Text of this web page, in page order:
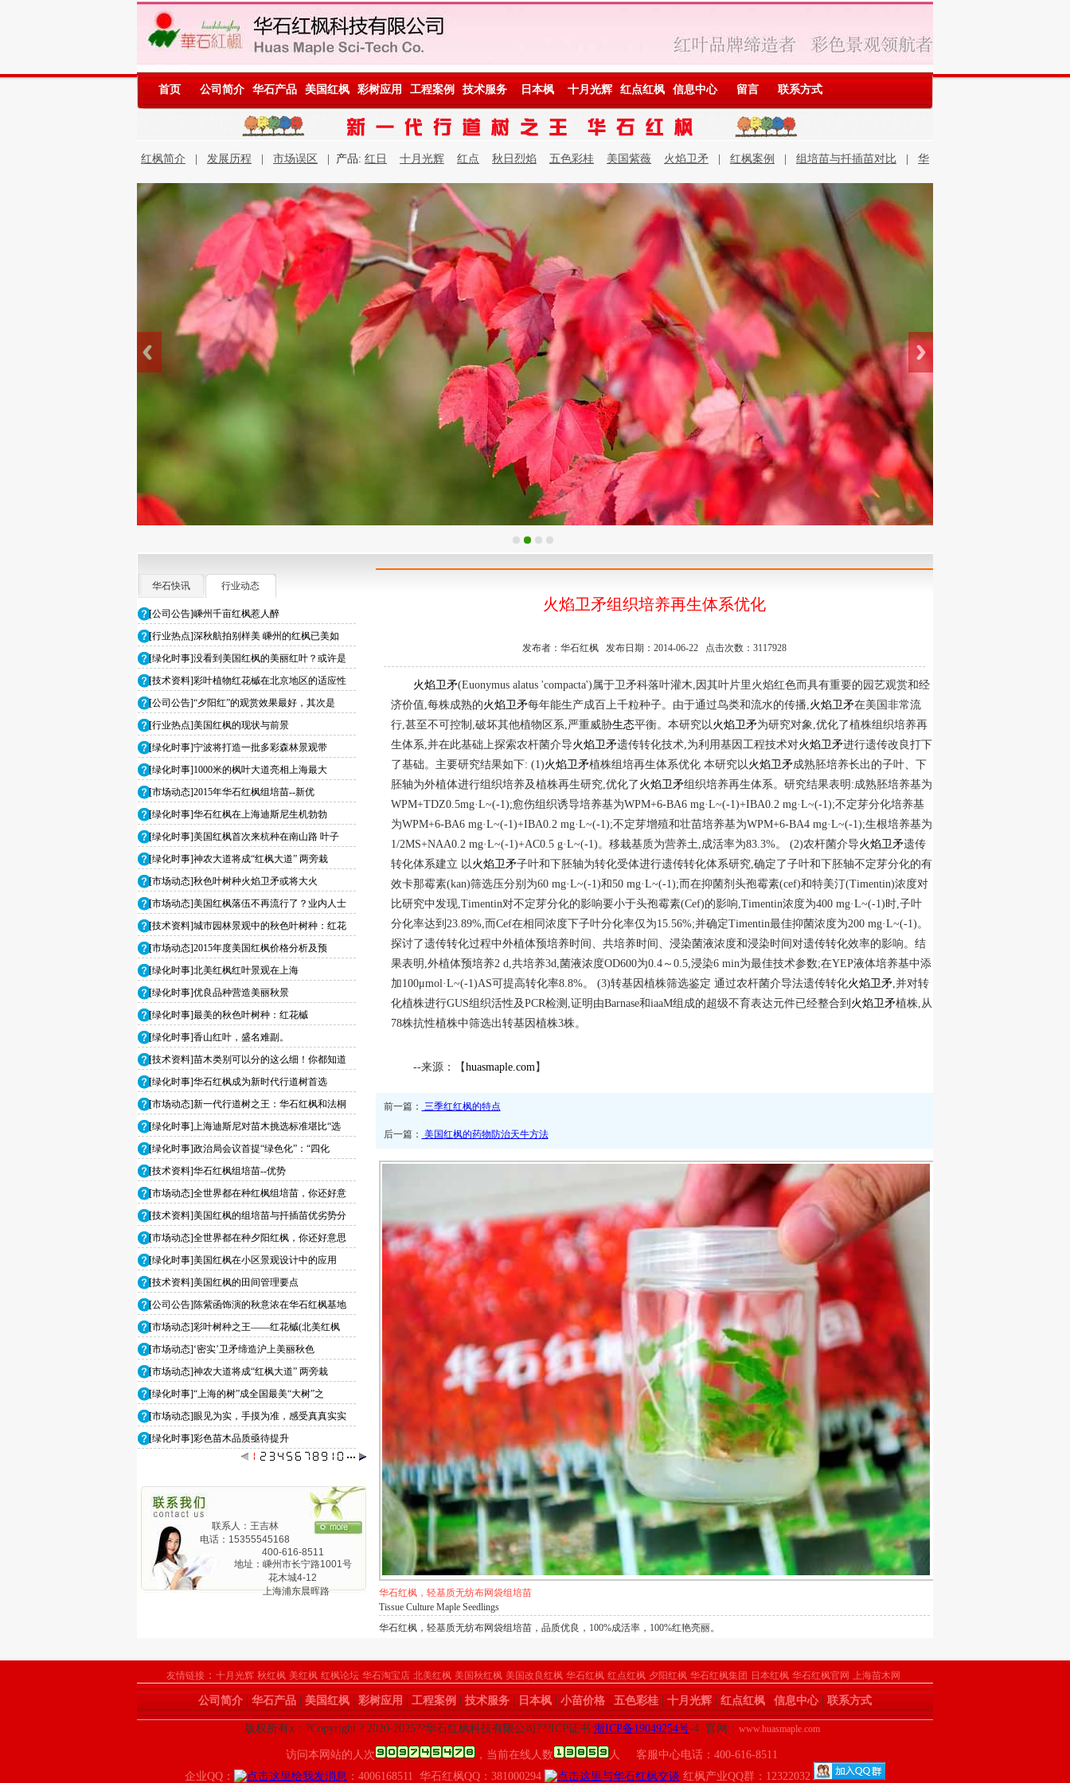
首页 公司简介 华石产品 美国红枫 彩树应用 工程案例 技术服务 日本枫 十月光辉 红点红枫 信息中心 留言 联系方式
红枫简介 发展历程 市场误区 | 产品: 红日 十月光辉 红点 秋日烈焰 五色彩桂 美国紫薇 火焰卫矛 红枫案例 组培苗与扦插苗对比 华
华石快讯 行业动态
[公司公告]嵊州千亩红枫惹人醉
[行业热点]深秋航拍别样美 嵊州的红枫已美如
[绿化时事]没看到美国红枫的美丽红叶？或许是
[技术资料]彩叶植物红花槭在北京地区的适应性
[公司公告]“夕阳红”的观赏效果最好，其次是
[行业热点]美国红枫的现状与前景
[绿化时事]宁波将打造一批多彩森林景观带
[绿化时事]1000米的枫叶大道亮相上海最大
[市场动态]2015年华石红枫组培苗--新优
[绿化时事]华石红枫在上海迪斯尼生机勃勃
[绿化时事]美国红枫首次来杭种在南山路 叶子
[绿化时事]神农大道将成“红枫大道” 两旁栽
[市场动态]秋色叶树种火焰卫矛或将大火
[市场动态]美国红枫落伍不再流行了？业内人士
[技术资料]城市园林景观中的秋色叶树种：红花
[市场动态]2015年度美国红枫价格分析及预
[绿化时事]北美红枫红叶景观在上海
[绿化时事]优良品种营造美丽秋景
[绿化时事]最美的秋色叶树种：红花槭
[绿化时事]香山红叶，盛名难副。
[技术资料]苗木类别可以分的这么细！你都知道
[绿化时事]华石红枫成为新时代行道树首选
[市场动态]新一代行道树之王：华石红枫和法桐
[绿化时事]上海迪斯尼对苗木挑选标准堪比“选
[绿化时事]政治局会议首提“绿色化”：“四化
[技术资料]华石红枫组培苗--优势
[市场动态]全世界都在种红枫组培苗，你还好意
[技术资料]美国红枫的组培苗与扦插苗优劣势分
[市场动态]全世界都在种夕阳红枫，你还好意思
[绿化时事]美国红枫在小区景观设计中的应用
[技术资料]美国红枫的田间管理要点
[公司公告]陈紫函饰演的秋意浓在华石红枫基地
[市场动态]彩叶树种之王——红花槭(北美红枫
[市场动态]‘密实’卫矛缔造沪上美丽秋色
[市场动态]神农大道将成“红枫大道” 两旁栽
[绿化时事]“上海的树”成全国最美“大树”之
[市场动态]眼见为实，手摸为准，感受真真实实
[绿化时事]彩色苗木品质亟待提升
联系人：王吉林
电话：15355545168
400-616-8511
地址：嵊州市长宁路1001号
花木城4-12
上海浦东晨晖路
火焰卫矛组织培养再生体系优化
发布者：华石红枫 发布日期：2014-06-22 点击次数：3117928
火焰卫矛(Euonymus alatus 'compacta')属于卫矛科落叶灌木,因其叶片里火焰红色而具有重要的园艺观赏和经
济价值,每株成熟的火焰卫矛每年能生产成百上千粒种子。由于通过鸟类和流水的传播,火焰卫矛在美国非常流
行,甚至不可控制,破坏其他植物区系,严重威胁生态平衡。本研究以火焰卫矛为研究对象,优化了植株组织培养再
生体系,并在此基础上探索农杆菌介导火焰卫矛遗传转化技术,为利用基因工程技术对火焰卫矛进行遗传改良打下
了基础。主要研究结果如下: (1)火焰卫矛植株组培再生体系优化 本研究以火焰卫矛成熟胚培养长出的子叶、下
胚轴为外植体进行组织培养及植株再生研究,优化了 火焰卫矛组织培养再生体系。研究结果表明:成熟胚培养基为
WPM+TDZ0.5mg·L~(-1);愈伤组织诱导培养基为WPM+6-BA6 mg·L~(-1)+IBA0.2 mg·L~(-1);不定芽分化培养基
为WPM+6-BA6 mg·L~(-1)+IBA0.2 mg·L~(-1);不定芽增殖和壮苗培养基为WPM+6-BA4 mg·L~(-1);生根培养基为
1/2MS+NAA0.2 mg·L~(-1)+AC0.5 g·L~(-1)。移栽基质为营养土,成活率为83.3%。 (2)农杆菌介导火焰卫矛遗传
转化体系建立 以火焰卫矛子叶和下胚轴为转化受体进行遗传转化体系研究,确定了子叶和下胚轴不定芽分化的有
效卡那霉素(kan)筛选压分别为60 mg·L~(-1)和50 mg·L~(-1);而在抑菌剂头孢霉素(cef)和特美汀(Timentin)浓度对
比研究中发现,Timentin对不定芽分化的影响要小于头孢霉素(Cef)的影响,Timentin浓度为400 mg·L~(-1)时,子叶
分化率达到23.89%,而Cef在相同浓度下子叶分化率仅为15.56%;并确定Timentin最佳抑菌浓度为200 mg·L~(-1)。
探讨了遗传转化过程中外植体预培养时间、共培养时间、浸染菌液浓度和浸染时间对遗传转化效率的影响。结
果表明,外植体预培养2 d,共培养3d,菌液浓度OD600为0.4～0.5,浸染6 min为最佳技术参数;在YEP液体培养基中添
加100μmol·L~(-1)AS可提高转化率8.8%。 (3)转基因植株筛选鉴定 通过农杆菌介导法遗传转化火焰卫矛,并对转
化植株进行GUS组织活性及PCR检测,证明由Barnase和iaaM组成的超级不育表达元件已经整合到 火焰卫矛植株,从
78株抗性植株中筛选出转基因植株3株。
--来源：【huasmaple.com】
前一篇： 三季红红枫的特点
后一篇： 美国红枫的药物防治天牛方法
华石红枫，轻基质无纺布网袋组培苗
Tissue Culture Maple Seedlings
华石红枫，轻基质无纺布网袋组培苗，品质优良，100%成活率，100%红艳亮丽。
友情链接 ： 十月光辉 秋红枫 美红枫 红枫论坛 华石淘宝店 北美红枫 美国秋红枫 美国改良红枫 华石红枫 红点红枫 夕阳红枫 华石红枫集团 日本红枫 华石红枫官网 上海苗木网
公司简介 华石产品 美国红枫 彩树应用 工程案例 技术服务 日本枫 小苗价格 五色彩桂 十月光辉 红点红枫 信息中心| 联系方式
版权所有x：?Copyright ? 2020-2025??华石红枫科技有限公司???ICP证书:浙ICP备19049254号-4 官网： www.huasmaple.com
访问本网站的人次 ，当前在线人数
人 客服中心电话：400-616-8511
企业QQ：
：4006168511 华石红枫QQ：381000294 红枫产业QQ群：12322032